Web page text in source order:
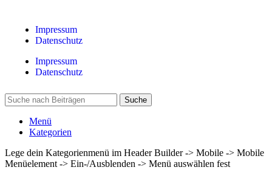
Impressum
Datenschutz
Impressum
Datenschutz
Suche
Menü
Kategorien
Lege dein Kategorienmenü im Header Builder -> Mobile -> Mobile
Menüelement -> Ein-/Ausblenden -> Menü auswählen fest